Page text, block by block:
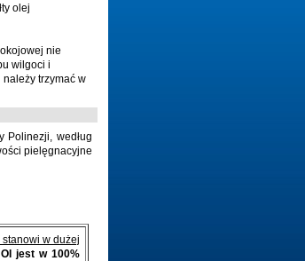
olej
nie
wilgoci i
trzymać w
Polinezji, według
pielęgnacyjne
w dużej
jest w 100%